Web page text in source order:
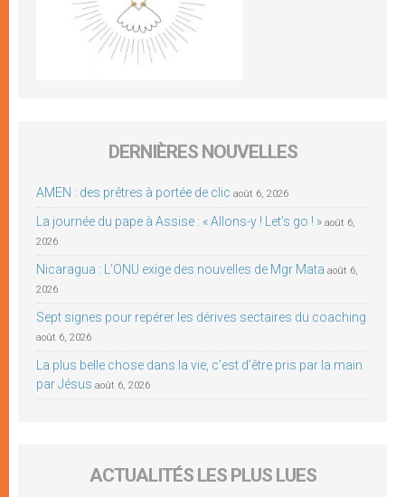
DERNIÈRES NOUVELLES
AMEN : des prêtres à portée de clic août 6, 2026
La journée du pape à Assise : « Allons-y ! Let’s go ! » août 6,
2026
Nicaragua : L’ONU exige des nouvelles de Mgr Mata août 6,
2026
Sept signes pour repérer les dérives sectaires du coaching
août 6, 2026
La plus belle chose dans la vie, c’est d’être pris par la main
par Jésus août 6, 2026
ACTUALITÉS LES PLUS LUES